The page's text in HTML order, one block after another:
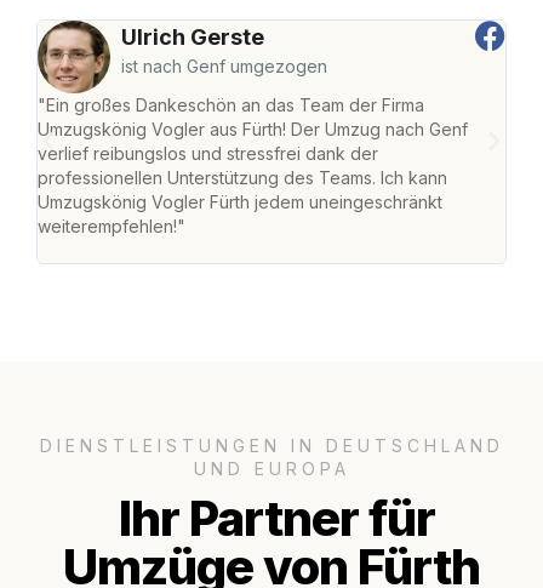
Ulrich Gerste
ist nach Genf umgezogen
"Ein großes Dankeschön an das Team der Firma
Umzugskönig Vogler aus Fürth! Der Umzug nach Genf
verlief reibungslos und stressfrei dank der
professionellen Unterstützung des Teams. Ich kann
Umzugskönig Vogler Fürth jedem uneingeschränkt
weiterempfehlen!"
DIENSTLEISTUNGEN IN DEUTSCHLAND
UND EUROPA
Ihr Partner für
Umzüge von Fürth